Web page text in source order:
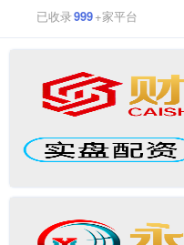
已收录999+家平台